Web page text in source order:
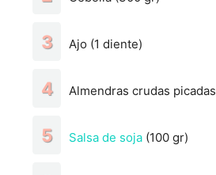
Ajo (1 diente)
Almendras crudas picadas
Salsa de soja (100 gr)